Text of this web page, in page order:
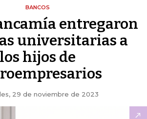
BANCOS
entregaron
universitarias a
los hijos de
29 de noviembre de 2023